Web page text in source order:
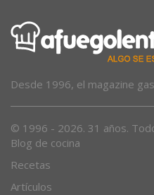
Desde 1996, el magazine
© 1996 - 2026. 31 años.
Blog de cocina
Recetas
Artículos